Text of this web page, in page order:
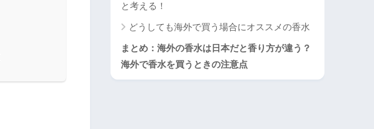
と考える！
どうしても海外で買う場合にオススメの香水
まとめ：海外の香水は日本だと香り方が違う？
海外で香水を買うときの注意点